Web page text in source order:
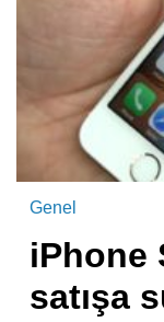
Genel
iPhone
satışa